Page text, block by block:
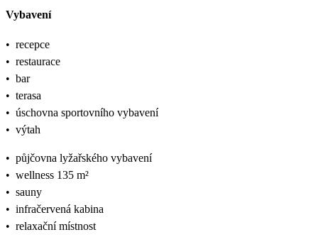
Vybavení
• recepce
• restaurace
• bar
• terasa
• úschovna sportovního vybavení
• výtah
• půjčovna lyžařského vybavení
• wellness 135 m²
• sauny
• infračervená kabina
• relaxační místnost